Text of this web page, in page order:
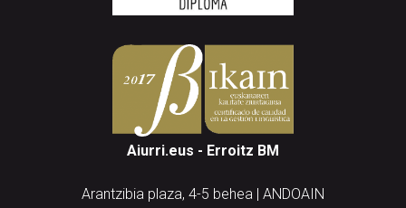
Aiurri.eus - Erroitz BM
Arantzibia plaza, 4-5 behea | ANDOAIN